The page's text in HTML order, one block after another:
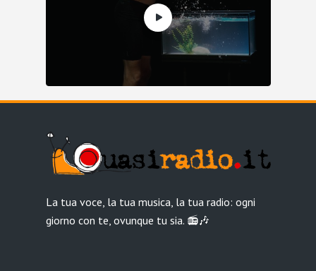
La tua voce, la tua musica, la tua radio: ogni
giorno con te, ovunque tu sia. 📻🎶